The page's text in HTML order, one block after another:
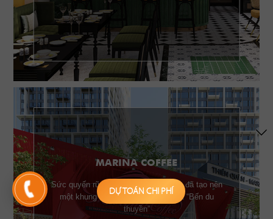
MARINA COFFEE
Sức quyến rũ của những chiếc buồm đã tạo nên
một khung cảnh đặc trưng của một “Bến du
thuyền”
DỰ TOÁN CHI PHÍ